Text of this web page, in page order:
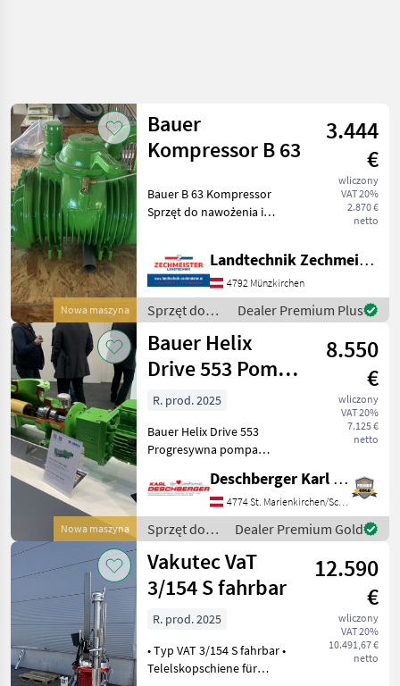
Nowa maszyna
Bauer
Kompressor B 63
3.444
€
wliczony
VAT 20%
2.870 €
netto
Bauer B 63 Kompressor
Sprzęt do nawożenia i
Landtechnik Zechmeister GmbH & Co KG
4792 Münzkirchen
Sprzęt do
nawożenia i
nawadniania
/ Bauer
Dealer Premium Plus
Nowa maszyna
Bauer Helix
Drive 553 Pompa
próżniowa HD
8.550
€
wliczony
VAT 20%
7.125 €
netto
R. prod. 2025
Bauer Helix Drive 553
Progresywna pompa
mediów lepkich i o niskiej
lepkości (gęsta gnojowica,
gnojówka, osad ściekowy,
torf, zużyte ziarna, wyw
Deschberger Karl Landtechnik GesmbH & Co KG
4774 St. Marienkirchen/Schärding
Sprzęt do
nawożenia i
nawadniania
/ Bauer
Dealer Premium Gold
Vakutec VaT
3/154 S fahrbar
12.590
€
wliczony
VAT 20%
10.491,67 €
netto
R. prod. 2025
• Typ VAT 3/154 S fahrbar •
Telelskopschiene für